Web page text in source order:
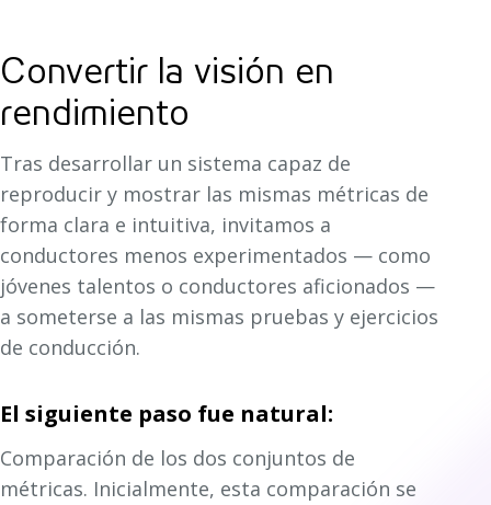
Convertir la visión en
rendimiento
Tras desarrollar un sistema capaz de
reproducir y mostrar las mismas métricas de
forma clara e intuitiva, invitamos a
conductores menos experimentados — como
jóvenes talentos o conductores aficionados —
a someterse a las mismas pruebas y ejercicios
de conducción.
El siguiente paso fue natural:
Comparación de los dos conjuntos de
métricas. Inicialmente, esta comparación se